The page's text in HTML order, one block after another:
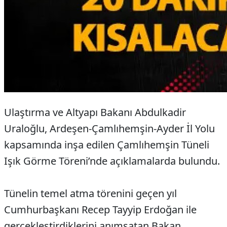
Ulaştırma ve Altyapı Bakanı Abdulkadir
Uraloğlu, Ardeşen-Çamlıhemşin-Ayder İl Yolu
kapsamında inşa edilen Çamlıhemşin Tüneli
Işık Görme Töreni’nde açıklamalarda bulundu.
Tünelin temel atma törenini geçen yıl
Cumhurbaşkanı Recep Tayyip Erdoğan ile